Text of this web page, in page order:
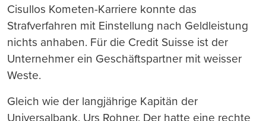
Cisullos Kometen-Karriere konnte das
Strafverfahren mit Einstellung nach Geldleistung
nichts anhaben. Für die Credit Suisse ist der
Unternehmer ein Geschäftspartner mit weisser
Weste.
Gleich wie der langjährige Kapitän der
Universalbank, Urs Rohner. Der hatte eine rechte